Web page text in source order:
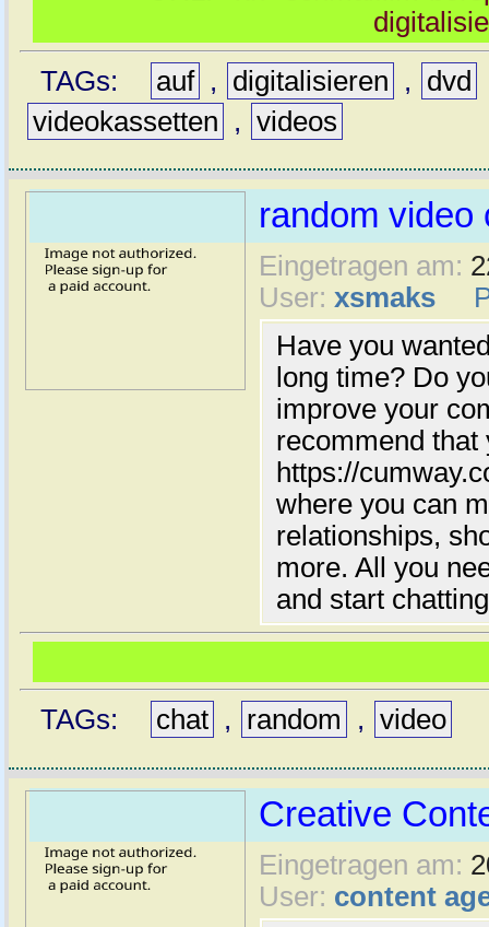
TAGs:
auf , digitalisieren , dvd
videokassetten
, videos
random video
Eingetragen am:
User: xsmaks
Have you
long time? Do
improve your
recommend
https://
where you can
relationships,
more. All you
and start
TAGs: chat , random , video
Creative
Eingetragen am:
User: content